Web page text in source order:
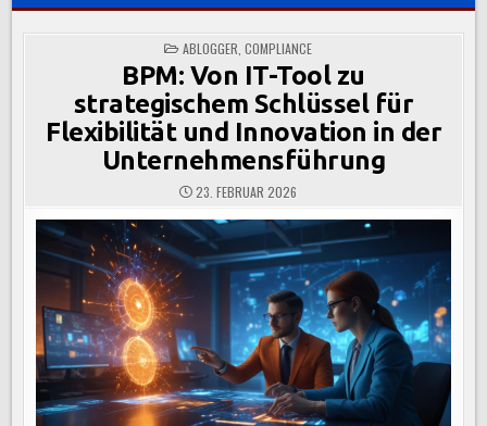
POSTED
IN
ABLOGGER COMPLIANCE
BPM: Von IT-Tool zu
strategischem Schlüssel für
Flexibilität und Innovation in der
Unternehmensführung
23. FEBRUAR 2026